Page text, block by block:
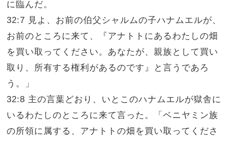
に臨んだ。
32:7 見よ、お前の伯父シャルムの子ハナムエルが、
お前のところに来て、『アナトトにあるわたしの畑
を買い取ってください。あなたが、親族として買い
取り、所有する権利があるのです』と言うであろ
う。」
32:8 主の言葉どおり、いとこのハナムエルが獄舎に
いるわたしのところに来て言った。「ベニヤミン族
の所領に属する、アナトトの畑を買い取ってくださ